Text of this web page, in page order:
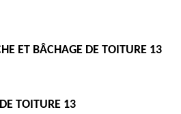
ET BÂCHAGE DE TOITURE 13
TOITURE 13